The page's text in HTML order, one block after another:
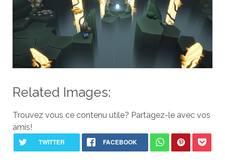
Related Images:
Trouvez vous ce contenu utile? Partagez-le avec vos
amis!